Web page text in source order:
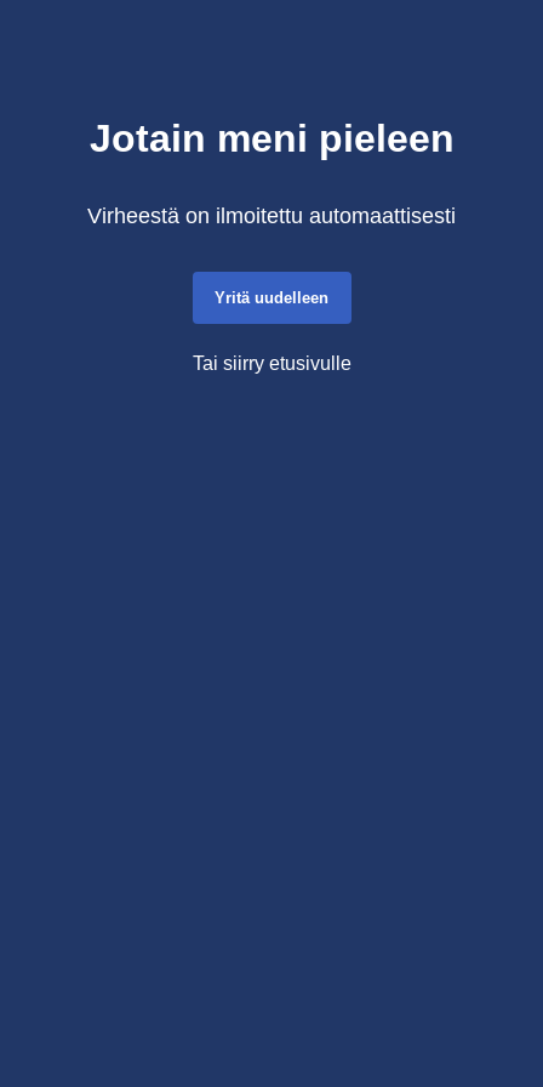
Jotain meni pieleen
Virheestä on ilmoitettu automaattisesti
Yritä uudelleen
Tai siirry etusivulle